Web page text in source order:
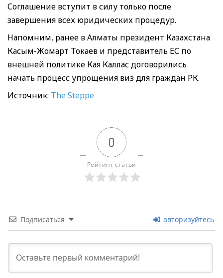
Соглашение вступит в силу только после
завершения всех юридических процедур.
Напомним, ранее в Алматы президент Казахстана
Касым-Жомарт Токаев и представитель ЕС по
внешней политике Кая Каллас договорились
начать процесс упрощения виз для граждан РК.
Источник: The Steppe
0
Рейтинг статьи
Подписаться авторизуйтесь